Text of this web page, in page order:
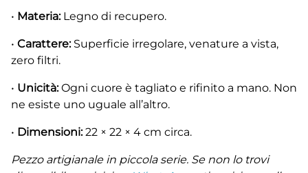
• Materia:Legno di recupero.
• Carattere:Superficie irregolare, venature a vista,
zero filtri.
• Unicità:Ogni cuore è tagliato e rifinito a mano. Non
ne esiste uno uguale all’altro.
• Dimensioni:22 × 22 × 4 cm circa.
Pezzo artigianale in piccola serie. Se non lo trovi